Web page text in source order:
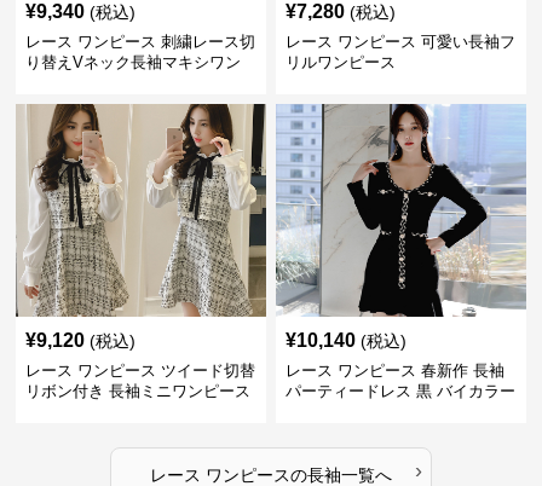
¥9,340 (税込)
レース ワンピース 刺繍レース切
り替えVネック長袖マキシワン
¥7,280 (税込)
レース ワンピース 可愛い長袖フ
リルワンピース
¥9,120 (税込)
レース ワンピース ツイード切替
リボン付き 長袖ミニワンピース
¥10,140 (税込)
レース ワンピース 春新作 長袖
パーティードレス 黒 バイカラー
レース ワンピースの長袖一覧へ ›